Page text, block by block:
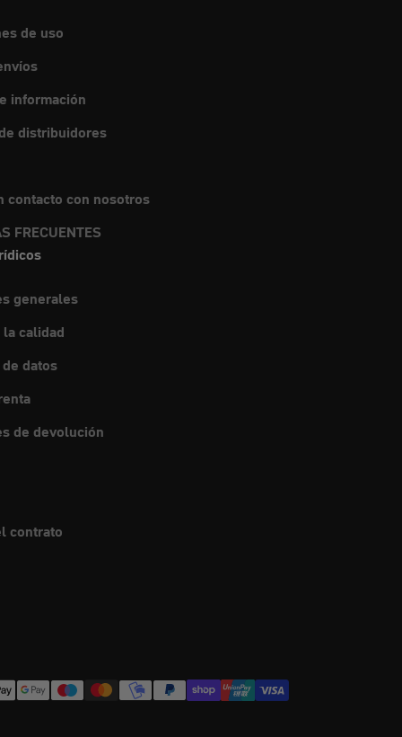
de uso
información
distribuidores
contacto con nosotros
FRECUENTES
generales
calidad
datos
de devolución
contrato